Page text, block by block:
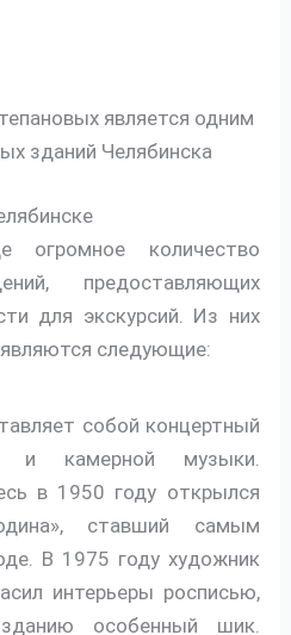
является одним
зданий Челябинска
огромное количество
предоставляющих
для экскурсий. Из них
следующие:
собой концертный
и камерной музыки.
в 1950 году открылся
ставший самым
В 1975 году художник
интерьеры росписью,
особенный шик.